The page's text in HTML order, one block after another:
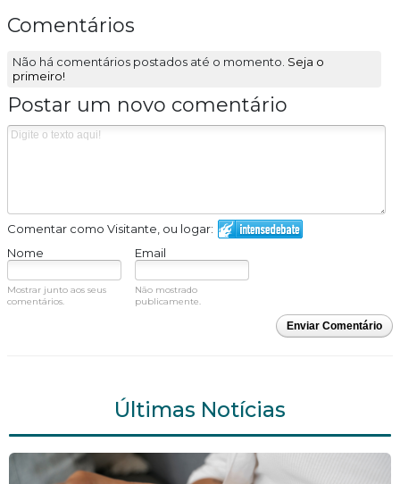
Comentários
Não há comentários postados até o momento. Seja o
primeiro!
Postar um novo comentário
Comentar como Visitante, ou logar:
Nome
Email
Mostrar junto aos seus
comentários.
Não mostrado
publicamente.
Enviar Comentário
Últimas Notícias